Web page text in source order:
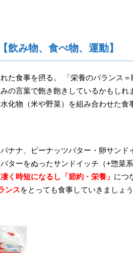
飲み物、食べ物、運動】
た食事を摂る。 「栄養のバランス
の言葉で飽き飽きしているかもしれ
化物（米や野菜）を組み合わせた食
ナナ、ピーナッツバター・卵サンド
ターをぬったサンドイッチ（+惣菜
凄く時短になるし「節約・栄養」 につ
ンスをとっても食事していきましょう